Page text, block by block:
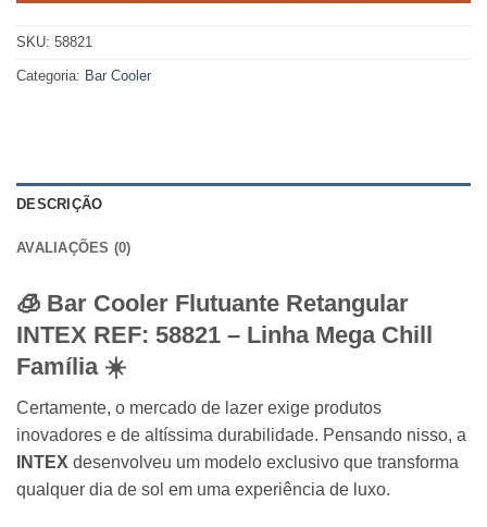
SKU: 58821
Categoria: Bar Cooler
DESCRIÇÃO
AVALIAÇÕES (0)
🧊 Bar Cooler Flutuante Retangular
INTEX REF: 58821 – Linha Mega Chill
Família ☀️
Certamente, o mercado de lazer exige produtos
inovadores e de altíssima durabilidade. Pensando nisso, a
INTEX desenvolveu um modelo exclusivo que transforma
qualquer dia de sol em uma experiência de luxo.